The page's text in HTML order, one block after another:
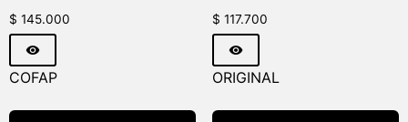
$ 145.000
COFAP
$ 117.700
ORIGINAL